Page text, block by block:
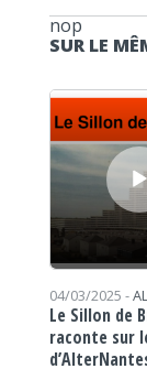
nop
SUR LE
Lecteur audio
04/03/2025 -
Le Sillon de
raconte sur